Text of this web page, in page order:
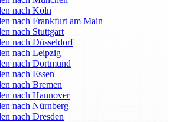
nach Köln
nach Frankfurt am Main
nach Stuttgart
nach Düsseldorf
nach Leipzig
nach Dortmund
nach Essen
nach Bremen
nach Hannover
nach Nürnberg
nach Dresden